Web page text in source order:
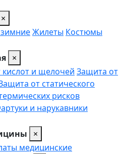
×
Жилеты Костюмы
×
и щелочей Защита от
от статического
рисков
и нарукавники
×
медицинские